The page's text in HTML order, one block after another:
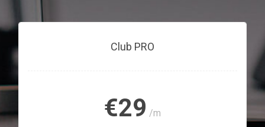
Club PRO
€29 /m